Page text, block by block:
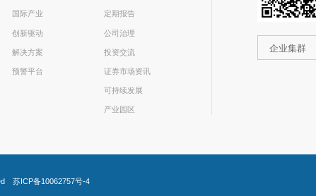
国际产业
创新驱动
解决方案
预警平台
定期报告
公司治理
投资交流
证券市场资讯
可持续发展
产业园区
企业集群
苏ICP备10062757号-4